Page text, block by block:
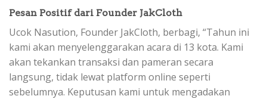
Pesan Positif dari Founder JakCloth
Ucok Nasution, Founder JakCloth, berbagi, “Tahun ini
kami akan menyelenggarakan acara di 13 kota. Kami
akan tekankan transaksi dan pameran secara
langsung, tidak lewat platform online seperti
sebelumnya. Keputusan kami untuk mengadakan